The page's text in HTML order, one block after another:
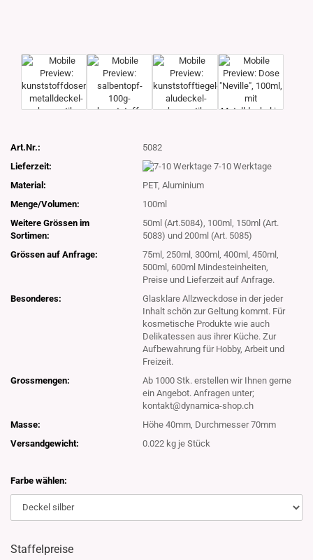
Art.Nr.:
5082
Lieferzeit:
7-10 Werktage
Material:
PET, Aluminium
Menge/Volumen:
100ml
Weitere Grössen im
Sortimen:
50ml (Art.5084), 100ml, 150ml (Art.
5083) und 200ml (Art. 5085)
Grössen auf Anfrage:
75ml, 250ml, 300ml, 400ml, 450ml,
500ml, 600ml Mindesteinheiten,
Preise und Lieferzeit auf Anfrage.
Besonderes:
Glasklare Allzweckdose in der jeder
Inhalt schön zur Geltung kommt. Für
kosmetische Produkte wie auch
Delikatessen aus ihrer Küche. Zur
Aufbewahrung für Hobby, Arbeit und
Freizeit.
Grossmengen:
Ab 1000 Stk. erstellen wir Ihnen gerne
ein Angebot. Anfragen unter;
kontakt@dynamica-shop.ch
Masse:
Höhe 40mm, Durchmesser 70mm
Versandgewicht:
0.022 kg je Stück
Farbe wählen:
Staffelpreise